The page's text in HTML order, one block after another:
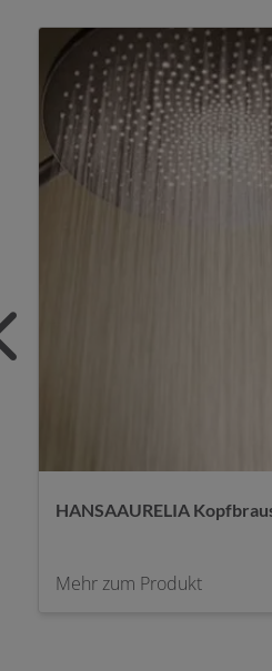
HANSAAURELIA
Mehr zum Produkt